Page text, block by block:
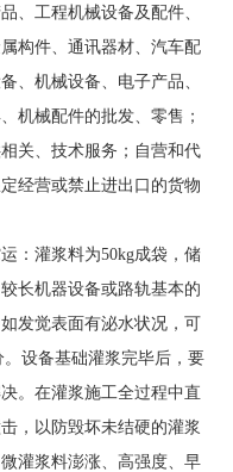
、工程机械设备及配件、
构件、通讯器材、汽车配
、机械设备、电子产品、
机械配件的批发、零售；
关、技术服务；自营和代
经营或禁止进出口的货物
：灌浆料为50kg成袋，储
长机器设备或路轨基本的
发觉表面有泌水状况，可
设备基础灌浆完毕后，要
。在灌浆施工全过程中直
，以防毁坏未结硬的灌浆
灌浆料澎涨、高强度、早